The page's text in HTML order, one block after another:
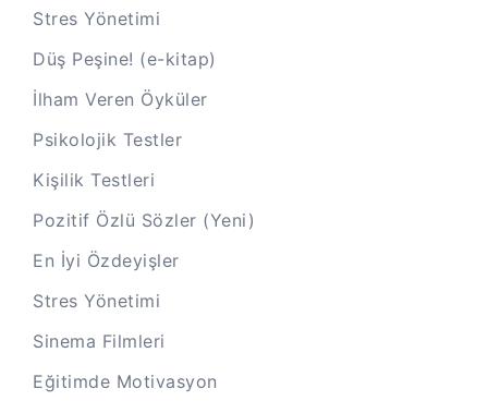
Stres Yönetimi
Düş Peşine! (e-kitap)
İlham Veren Öyküler
Psikolojik Testler
Kişilik Testleri
Pozitif Özlü Sözler (Yeni)
En İyi Özdeyişler
Stres Yönetimi
Sinema Filmleri
Eğitimde Motivasyon